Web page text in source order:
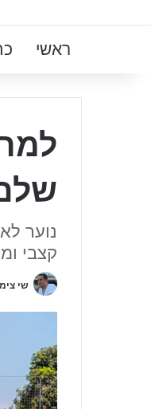
ראשי
קצבי
שי